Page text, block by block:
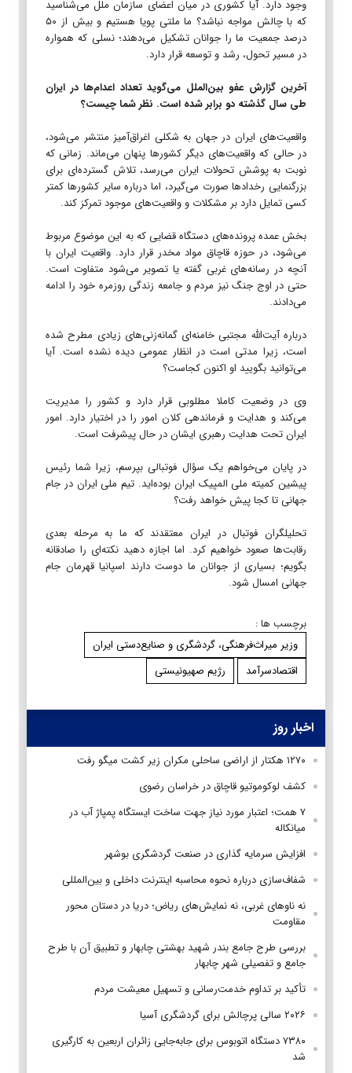
وجود دارد. آیا کشوری در میان اعضای سازمان ملل می‌شناسید
که با چالش مواجه نباشد؟ ما ملتی پویا هستیم و بیش از ۵۰
درصد جمعیت ما را جوانان تشکیل می‌دهند؛ نسلی که همواره
در مسیر تحول، رشد و توسعه قرار دارد.
آخرین گزارش عفو بین‌الملل می‌گوید تعداد اعدام‌ها در ایران
طی سال گذشته دو برابر شده است. نظر شما چیست؟
واقعیت‌های ایران در جهان به شکلی اغراق‌آمیز منتشر می‌شود،
در حالی که واقعیت‌های دیگر کشورها پنهان می‌ماند. زمانی که
نوبت به پوشش تحولات ایران می‌رسد، تلاش گسترده‌ای برای
بزرگنمایی رخدادها صورت می‌گیرد، اما درباره سایر کشورها کمتر
کسی تمایل دارد بر مشکلات و واقعیت‌های موجود تمرکز کند.
بخش عمده پرونده‌های دستگاه قضایی که به این موضوع مربوط
می‌شود، در حوزه قاچاق مواد مخدر قرار دارد. واقعیت ایران با
آنچه در رسانه‌های غربی گفته یا تصویر می‌شود متفاوت است.
حتی در اوج جنگ نیز مردم و جامعه زندگی روزمره خود را ادامه
می‌دادند.
درباره آیت‌الله مجتبی خامنه‌ای گمانه‌زنی‌های زیادی مطرح شده
است، زیرا مدتی است در انظار عمومی دیده نشده است. آیا
می‌توانید بگویید او اکنون کجاست؟
وی در وضعیت کاملا مطلوبی قرار دارد و کشور را مدیریت
می‌کند و هدایت و فرماندهی کلان امور را در اختیار دارد. امور
ایران تحت هدایت رهبری ایشان در حال پیشرفت است.
در پایان می‌خواهم یک سؤال فوتبالی بپرسم، زیرا شما رئیس
پیشین کمیته ملی المپیک ایران بوده‌اید. تیم ملی ایران در جام
جهانی تا کجا پیش خواهد رفت؟
تحلیلگران فوتبال در ایران معتقدند که ما به مرحله بعدی
رقابت‌ها صعود خواهیم کرد. اما اجازه دهید نکته‌ای را صادقانه
بگویم؛ بسیاری از جوانان ما دوست دارند اسپانیا قهرمان جام
جهانی امسال شود.
برچسب ها :
وزیر میراث‌فرهنگی، گردشگری و صنایع‌دستی ایران
اقتصادسرآمد
رژیم صهیونیستی
اخبار روز
۱۲۷۰ هکتار از اراضی ساحلی مکران زیر کشت میگو رفت
کشف لوکوموتیو قاچاق در خراسان رضوی
۷ همت؛ اعتبار مورد نیاز جهت ساخت ایستگاه پمپاژ آب در
میانکاله
افزایش سرمایه گذاری در صنعت گردشگری بوشهر
شفاف‌سازی درباره نحوه محاسبه اینترنت داخلی و بین‌المللی
نه ناوهای غربی، نه نمایش‌های ریاض؛ دریا در دستان محور
مقاومت
بررسی طرح جامع بندر شهید بهشتی چابهار و تطبیق آن با طرح
جامع و تفصیلی شهر چابهار
تأکید بر تداوم خدمت‌رسانی و تسهیل معیشت مردم
۲۰۲۶ سالی پرچالش برای گردشگری آسیا
۷۳۸۰ دستگاه اتوبوس برای جابه‌جایی زائران اربعین به‌ کارگیری
شد